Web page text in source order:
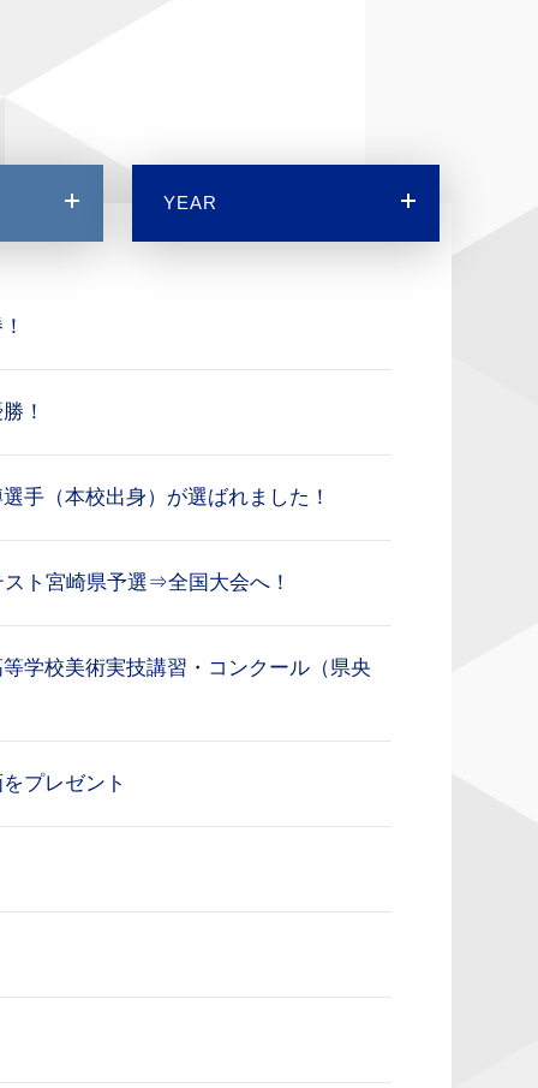
YEAR
！
手（本校出身）が選ばれました！
ト宮崎県予選⇒全国大会へ！
学校美術実技講習・コンクール（県央
プレゼント